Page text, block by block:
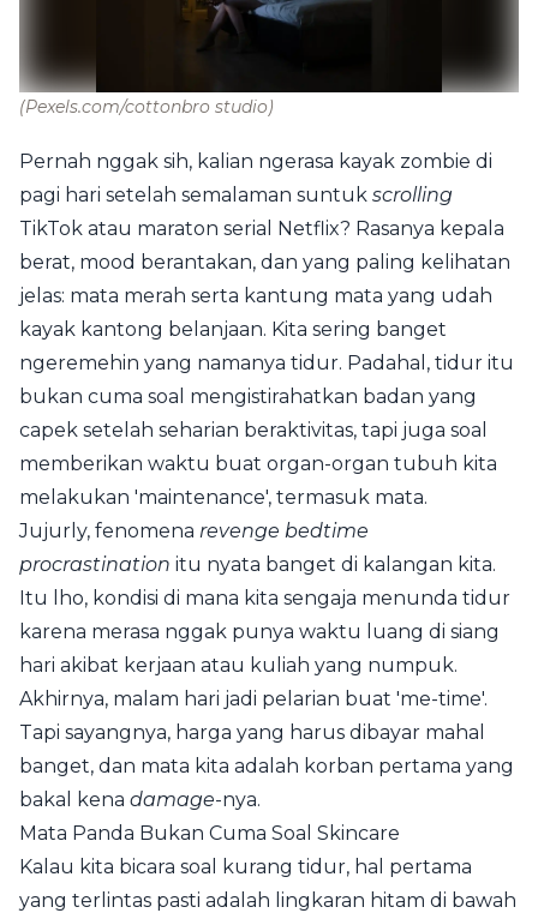
(Pexels.com/cottonbro studio)
Pernah nggak sih, kalian ngerasa kayak zombie di
pagi hari setelah semalaman suntuk scrolling
TikTok atau maraton serial Netflix? Rasanya kepala
berat, mood berantakan, dan yang paling kelihatan
jelas: mata merah serta kantung mata yang udah
kayak kantong belanjaan. Kita sering banget
ngeremehin yang namanya tidur. Padahal, tidur itu
bukan cuma soal mengistirahatkan badan yang
capek setelah seharian beraktivitas, tapi juga soal
memberikan waktu buat organ-organ tubuh kita
melakukan 'maintenance', termasuk mata.
Jujurly, fenomena revenge bedtime
procrastination itu nyata banget di kalangan kita.
Itu lho, kondisi di mana kita sengaja menunda tidur
karena merasa nggak punya waktu luang di siang
hari akibat kerjaan atau kuliah yang numpuk.
Akhirnya, malam hari jadi pelarian buat 'me-time'.
Tapi sayangnya, harga yang harus dibayar mahal
banget, dan mata kita adalah korban pertama yang
bakal kena damage-nya.
Mata Panda Bukan Cuma Soal Skincare
Kalau kita bicara soal kurang tidur, hal pertama
yang terlintas pasti adalah lingkaran hitam di bawah